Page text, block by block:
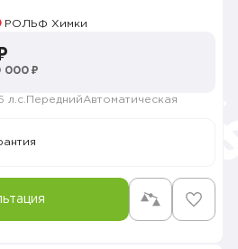
РОЛЬФ Химки
000 ₽
л.с. ПереднийАвтоматическая